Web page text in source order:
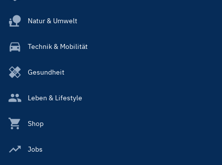
Natur & Umwelt
Technik & Mobilität
Gesundheit
Leben & Lifestyle
Shop
Jobs